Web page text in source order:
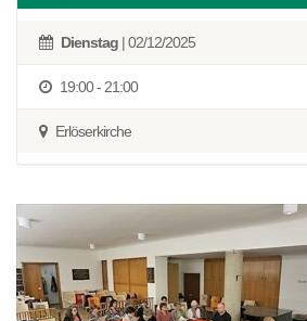
Dienstag | 02/12/2025
19:00 - 21:00
Erlöserkirche